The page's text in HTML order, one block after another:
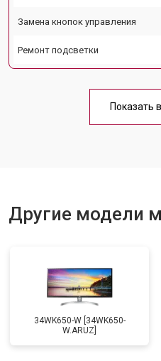
Замена кнопок управления
Ремонт подсветки
Показать
Другие модели
34WK650-W [34WK650-
W.ARUZ]